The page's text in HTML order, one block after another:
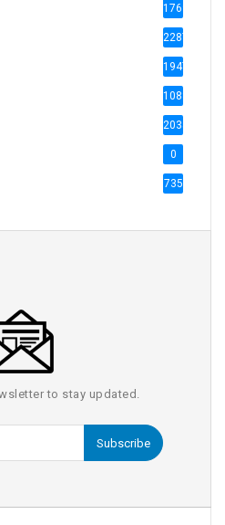
1769
2287
1947
1088
2035
0
735
to stay updated.
Subscribe